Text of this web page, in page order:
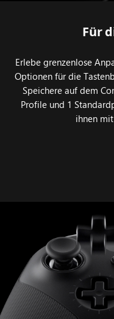
Für
Erlebe grenzenlose
Optionen für die
Speichere auf dem
Profile und 1
ihnen
Komponenten,
XBOX
Elite
Wireless